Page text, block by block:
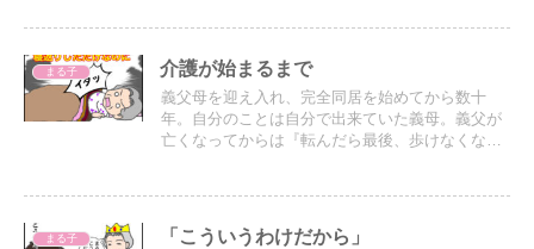
まる子 介護が始まるまで
義父母を迎え入れ、完全同居を始めてから数十
年。自分のことは自分で出来ていた義母。義父が
亡くなってからは『転んだら最後、歩けなくなっ
まる子 「こういうわけだから」